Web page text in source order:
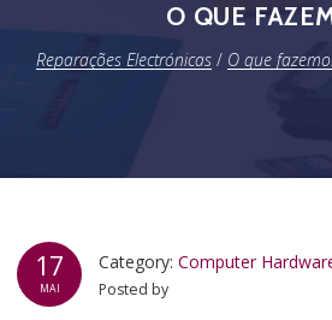
O QUE
Reparações Electrónicas/ O que
17
MAI
Category:Computer
Posted by